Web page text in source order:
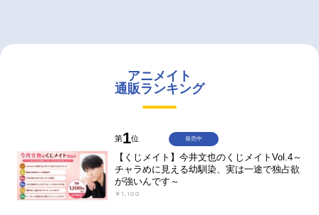
アニメイト
通販ランキング
第1位
【くじメイト】今井文也のくじメイトVol.4～
チャラめに見える幼馴染、実は一途で独占欲
が強いんです～
￥1,100
発売中